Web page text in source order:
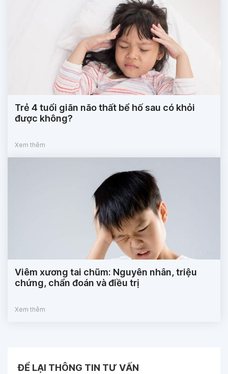
Trẻ 4 tuổi giãn não thất bể hố sau có khỏi
được không?
Xem thêm
Viêm xương tai chũm: Nguyên nhân, triệu
chứng, chẩn đoán và điều trị
Xem thêm
ĐỂ LẠI THÔNG TIN TƯ VẤN